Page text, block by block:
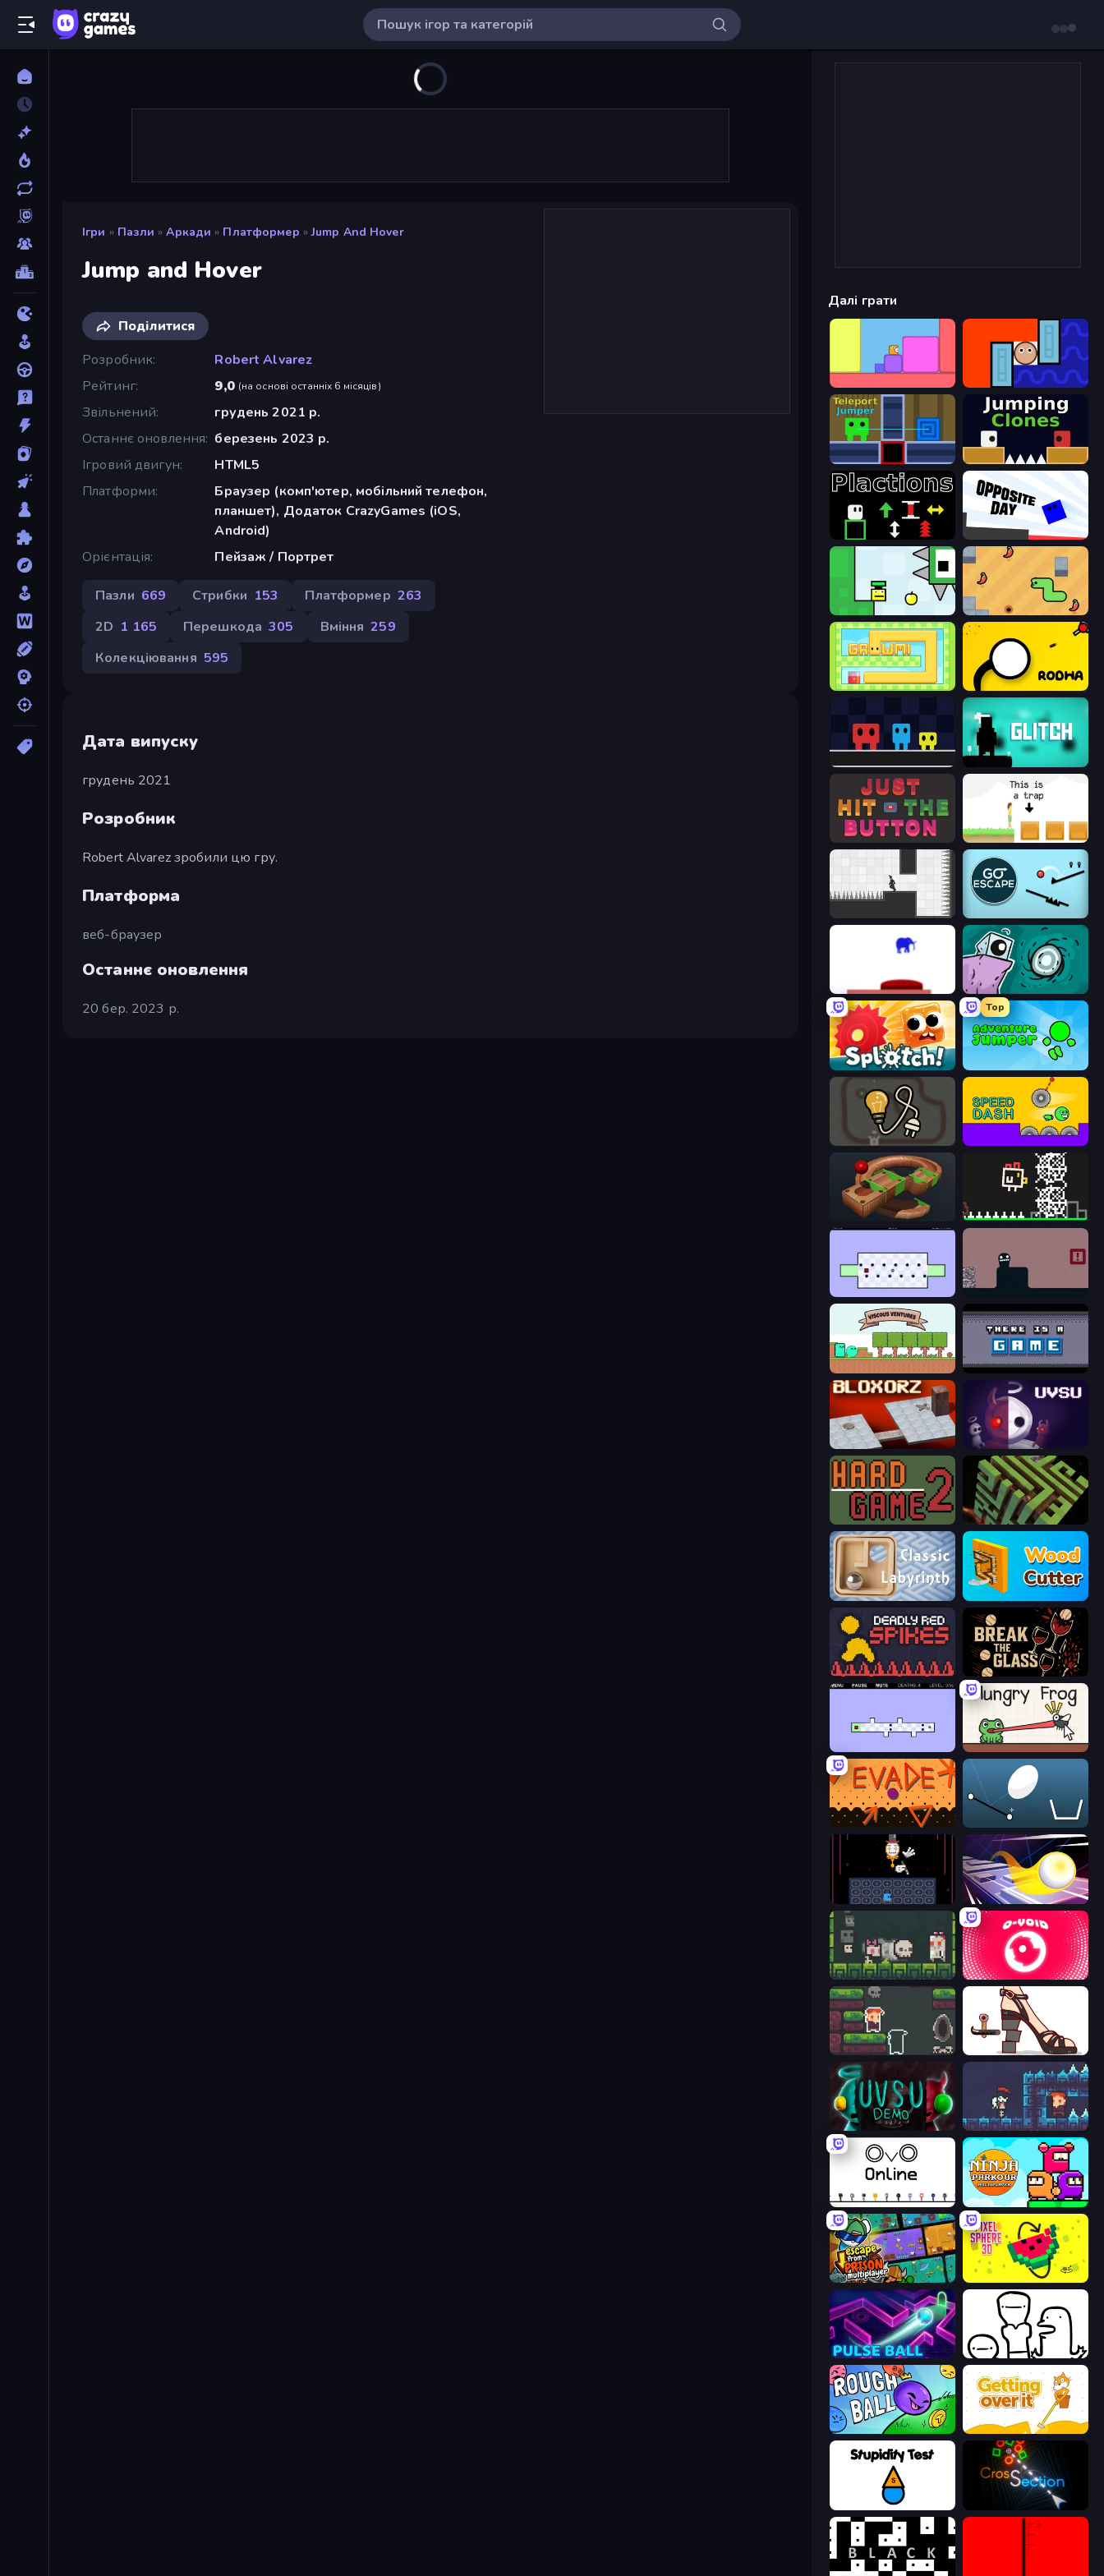
Ігри » Пазли » Аркади » Платформер » Jump And Hover
Jump and Hover
Поділитися
Розробник
Robert Alvarez
Рейтинг
9,0 (на основі останніх 6 місяців)
Звільнений
грудень 2021 р.
Останнє оновлення березень 2023 р.
Ігровий двигун
HTML5
Платформи
Браузер (комп'ютер, мобільний телефон,
планшет), Додаток CrazyGames (iOS,
Android)
Орієнтація
Пейзаж / Портрет
Пазли 669 Стрибки 153 Платформер 263
2D 1 165 Перешкода 305 Вміння 259
Колекціювання 595
Дата випуску
грудень 2021
Розробник
Robert Alvarez зробили цю гру.
Платформа
веб-браузер
Останнє оновлення
20 бер. 2023 р.
Далі грати
Lava and Aqua
Teleport Jumper Jumping Clones
Opposite Day
SSSPICY!
Growmi Rodha
Just Hit the Button The Unfair Platformer
This Is The Only Level Tilo
Splotch!
Top
Adventure Jumper
Light The Lamp
Marble Run Chicken and Bee
World's Hardest Game
Viscous Ventures There Is No Game
Bloxorz UVSU
Hard Game 2 Maze Planet 3D
Classic Labyrinth 3D Wood Cutter - Saw
Deadly Red Spikes Break the Glass
Hungry Frog
Evade Bouncy Egg
Just One Boss Leap and Avoid 2
A Grim Chase O-VOID
A Grim Love Tale Kakato Otoshi
UVSU Demo A Grim Granny
OvO.io Ninja Parkour Multiplayer
Escape From Prison Multiplayer Pixel Sphere 3D
Pulse Ball I Don't Even Know
Rough Ball Getting Over It
Stupidity Test Crossection